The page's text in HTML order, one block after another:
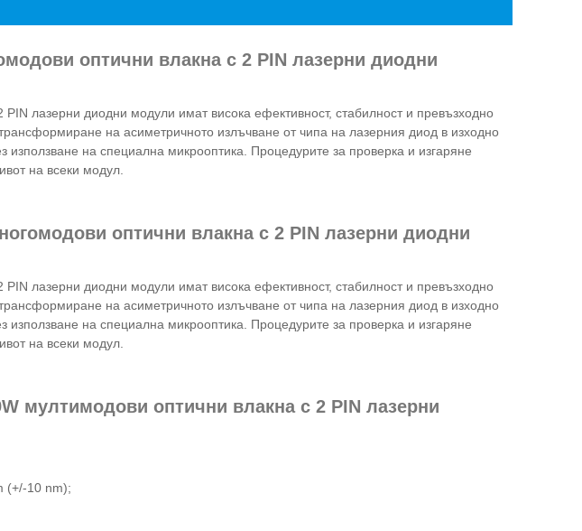
оптични влакна с 2 PIN лазерни диодни
лазерни диодни модули имат висока ефективност, стабилност и превъзходно
на асиметричното излъчване от чипа на лазерния диод в изходно
на специална микрооптика. Процедурите за проверка и изгаряне
на всеки модул.
оптични влакна с 2 PIN лазерни диодни
лазерни диодни модули имат висока ефективност, стабилност и превъзходно
на асиметричното излъчване от чипа на лазерния диод в изходно
на специална микрооптика. Процедурите за проверка и изгаряне
на всеки модул.
мултимодови оптични влакна с 2 PIN лазерни
(+/-10 nm);